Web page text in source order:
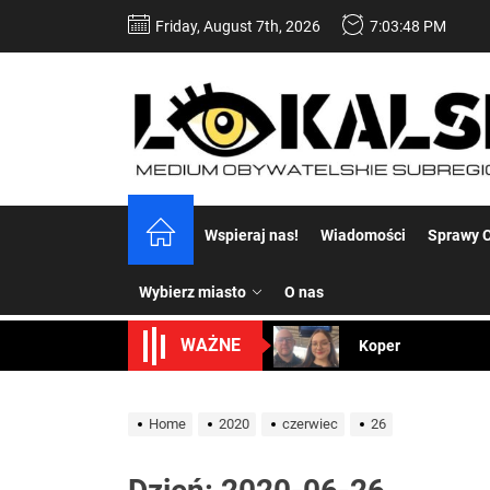
Friday, August 7th, 2026 7:03:49 PM
Wspieraj nas! Wiadomości Sprawy
Wybierz miasto O nas
WAŻNE
Dość
Uwaga Dębieńsko
Home 2020 czerwiec 26